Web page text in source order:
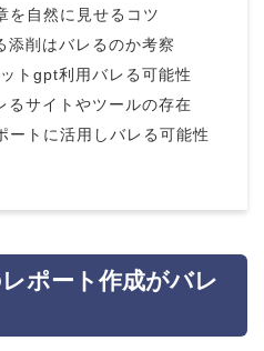
を自然に見せるコツ
添削はバレるのか考察
トgpt利用バレる可能性
るサイトやツールの存在
ートに活用しバレる可能性
ポート作成がバレ